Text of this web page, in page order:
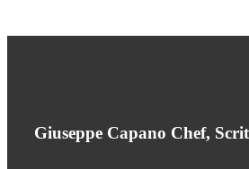
Giuseppe Capano Chef,